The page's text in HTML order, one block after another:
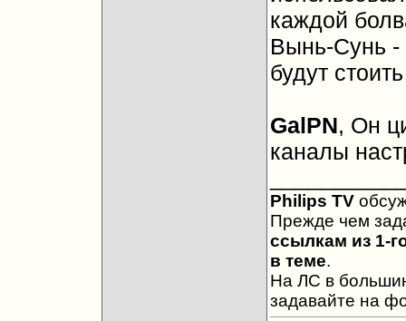
каждой
Вынь-Сунь -
будут
GalPN, Он
каналы
Philips TV
Прежде чем
ссылкам из 1-
в теме.
На ЛС в
задавайте на